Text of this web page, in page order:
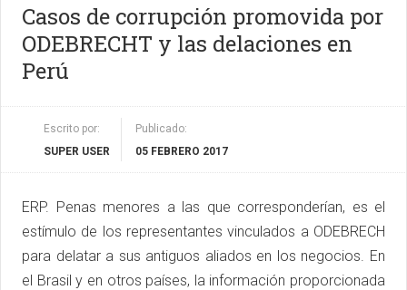
Casos de corrupción promovida por
ODEBRECHT y las delaciones en
Perú
Escrito por:
SUPER USER
Publicado:
05 FEBRERO 2017
ERP. Penas menores a las que corresponderían, es el
estímulo de los representantes vinculados a ODEBRECH
para delatar a sus antiguos aliados en los negocios. En
el Brasil y en otros países, la información proporcionada